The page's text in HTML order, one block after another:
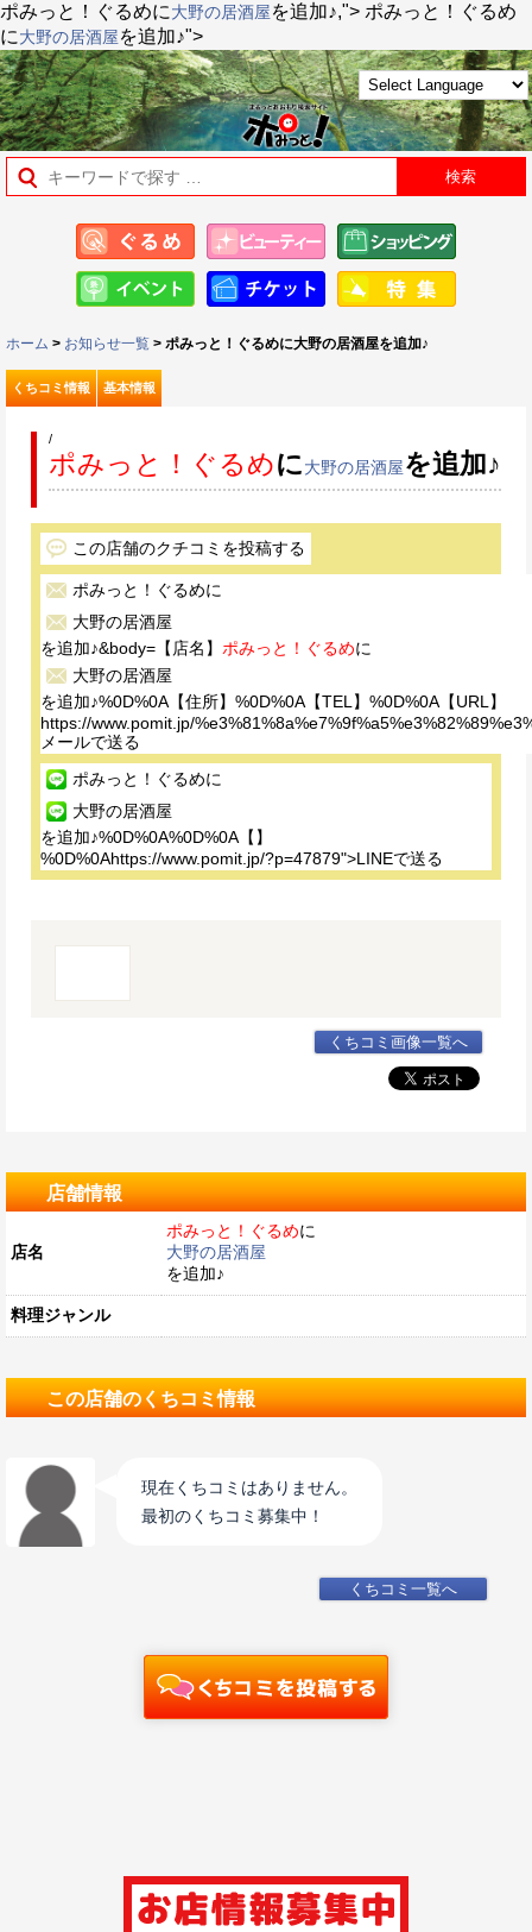
ポみっと！ぐるめに大野の居酒屋を追加♪,"> ポみっと！ぐるめ
に大野の居酒屋を追加♪">
ホーム > お知らせ一覧 > ポみっと！ぐるめに大野の居酒屋を追加♪
くちコミ情報 基本情報
/
ポみっと！ぐるめに大野の居酒屋を追加♪
この店舗のクチコミを投稿する
ポみっと！ぐるめに
大野の居酒屋
を追加♪&body=【店名】 ポみっと！ぐるめに
大野の居酒屋
を追加♪%0D%0A【住所】%0D%0A【TEL】%0D%0A【URL】
https://www.pomit.jp/
メールで送る
ポみっと！ぐるめに
大野の居酒屋
を追加♪%0D%0A%0D%0A【】
%0D%0Ahttps://www.pomit.jp/?p=47879">LINEで送る
くちコミ画像一覧へ
店舗情報
店名
ポみっと！ぐるめに
大野の居酒屋
を追加♪
料理ジャンル
この店舗のくちコミ情報
現在くちコミはありません。
最初のくちコミ募集中！
くちコミ一覧へ